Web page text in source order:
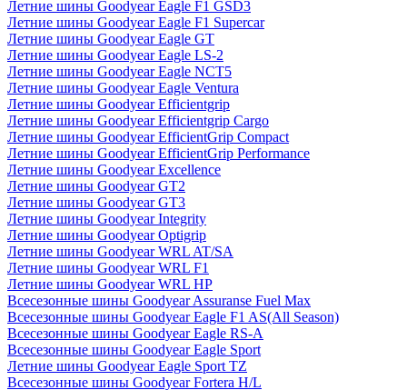
Летние шины Goodyear Eagle F1 GSD3
Летние шины Goodyear Eagle F1 Supercar
Летние шины Goodyear Eagle GT
Летние шины Goodyear Eagle LS-2
Летние шины Goodyear Eagle NCT5
Летние шины Goodyear Eagle Ventura
Летние шины Goodyear Efficientgrip
Летние шины Goodyear Efficientgrip Cargo
Летние шины Goodyear EfficientGrip Compact
Летние шины Goodyear EfficientGrip Performance
Летние шины Goodyear Excellence
Летние шины Goodyear GT2
Летние шины Goodyear GT3
Летние шины Goodyear Integrity
Летние шины Goodyear Optigrip
Летние шины Goodyear WRL AT/SA
Летние шины Goodyear WRL F1
Летние шины Goodyear WRL HP
Всесезонные шины Goodyear Assuranse Fuel Max
Всесезонные шины Goodyear Eagle F1 AS(All Season)
Всесезонные шины Goodyear Eagle RS-A
Всесезонные шины Goodyear Eagle Sport
Летние шины Goodyear Eagle Sport TZ
Всесезонные шины Goodyear Fortera H/L